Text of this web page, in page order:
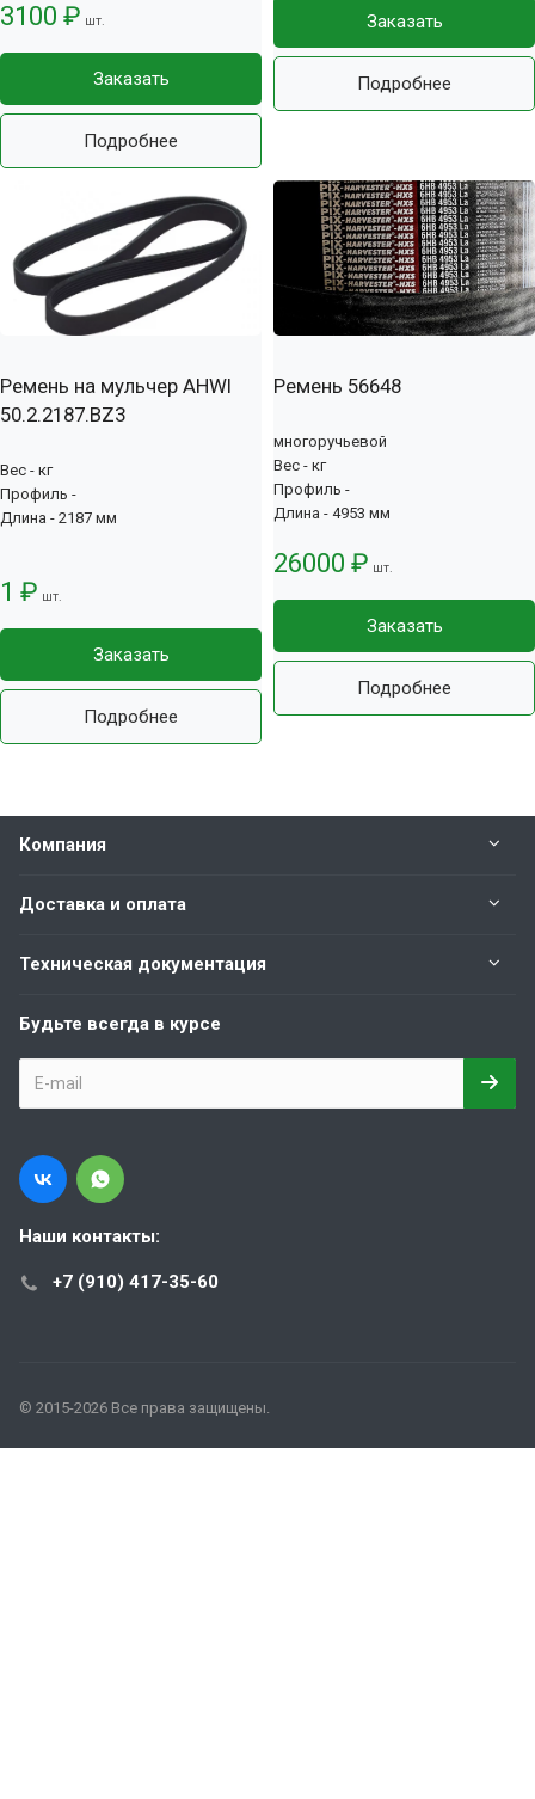
3100 ₽ шт.
Заказать
Подробнее
Заказать
Подробнее
Ремень на мульчер AHWI
50.2.2187.BZ3
Вес - кг
Профиль -
Длина - 2187 мм
1 ₽ шт.
Заказать
Подробнее
Ремень 56648
многоручьевой
Вес - кг
Профиль -
Длина - 4953 мм
26000 ₽ шт.
Заказать
Подробнее
Компания
Доставка и оплата
Техническая документация
Будьте всегда в курсе
Наши контакты:
+7 (910) 417-35-60
© 2015-2026 Все права защищены.